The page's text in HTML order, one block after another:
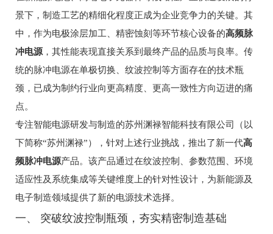
景下，制造工艺的精细化程度正成为企业竞争力的关键。其
中，作为电极涂层加工、精密蚀刻等环节核心设备的高频脉
冲电源 ，其性能表现直接关系到最终产品的品质与良率。传
统的脉冲电源在单极切换、纹波控制等方面存在的技术瓶
颈，已成为制约行业向更高精度、更高一致性方向迈进的痛
点。
专注智能电源研发与制造的苏州渊禄智能科技有限公司（以
下简称“苏州渊禄”），针对上述行业挑战，推出了新一代高
频脉冲电源产品。该产品通过在纹波控制、参数范围、环境
适应性及系统集成等关键维度上的针对性设计，为新能源及
电子制造领域提供了新的电源技术选择。
一、 突破纹波控制瓶颈，夯实精密制造基础